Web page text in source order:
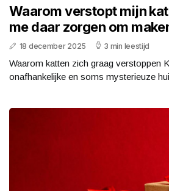
Waarom verstopt mijn
me daar zorgen om
18 december 2025 3 min leestijd
Waarom katten zich graag verstoppen
onafhankelijke en soms mysterieuze